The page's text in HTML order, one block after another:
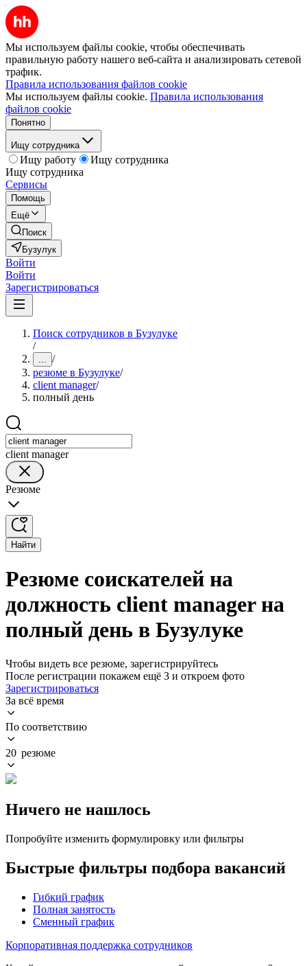
Мы используем файлы cookie, чтобы обеспечивать
правильную работу нашего веб-сайта и анализировать сетевой
трафик.
Правила использования файлов cookie
Мы используем файлы cookie. Правила использования
файлов cookie
Понятно
Ищу сотрудника
Ищу работу
Ищу сотрудника
Ищу сотрудника
Сервисы
Помощь
Ещё
Поиск
Бузулук
Войти
Войти
Зарегистрироваться
Поиск сотрудников в Бузулуке
/
... /
резюме в Бузулуке/
client manager/
полный день
client manager
Резюме
Найти
Резюме соискателей на
должность client manager на
полный день в Бузулуке
Чтобы видеть все резюме, зарегистрируйтесь
После регистрации покажем ещё 3 и откроем фото
Зарегистрироваться
За всё время
По соответствию
20 резюме
Ничего не нашлось
Попробуйте изменить формулировку или фильтры
Быстрые фильтры подбора вакансий
Гибкий график
Полная занятость
Сменный график
Корпоративная поддержка сотрудников